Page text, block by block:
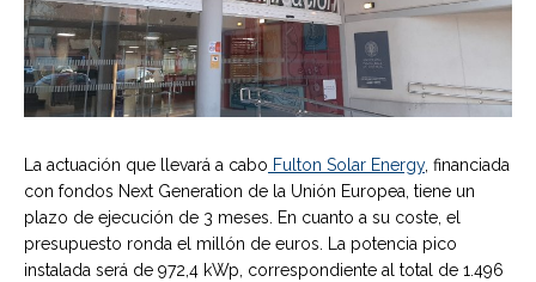
La actuación que llevará a cabo Fulton Solar Energy, financiada
con fondos Next Generation de la Unión Europea, tiene un
plazo de ejecución de 3 meses. En cuanto a su coste, el
presupuesto ronda el millón de euros. La potencia pico
instalada será de 972,4 kWp, correspondiente al total de 1.496